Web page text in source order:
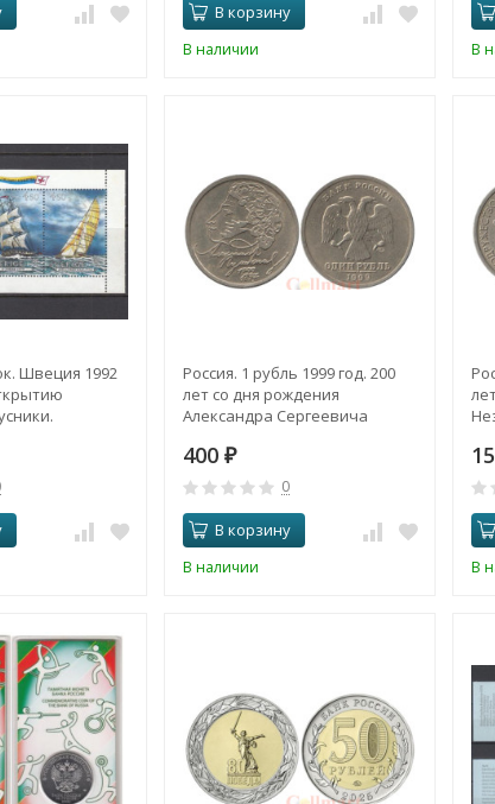
В корзину
В наличии В
Швеция 1992
Россия. 1 рубль 1999 год. 200
лет со дня рождения
Александра Сергеевича
400₽
0
В корзину
В наличии В